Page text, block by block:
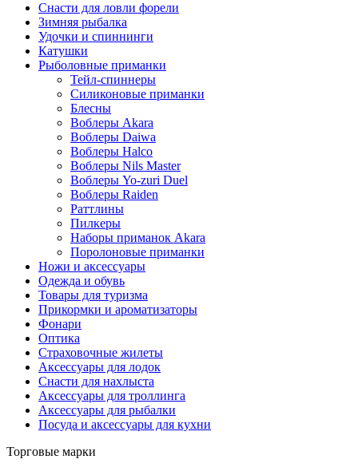
Снасти для ловли форели
Зимняя рыбалка
Удочки и спиннинги
Катушки
Рыболовные приманки
Тейл-спиннеры
Силиконовые приманки
Блесны
Воблеры Akara
Воблеры Daiwa
Воблеры Halco
Воблеры Nils Master
Воблеры Yo-zuri Duel
Воблеры Raiden
Раттлины
Пилкеры
Наборы приманок Akara
Поролоновые приманки
Ножи и аксессуары
Одежда и обувь
Товары для туризма
Прикормки и ароматизаторы
Фонари
Оптика
Страховочные жилеты
Аксессуары для лодок
Снасти для нахлыста
Аксессуары для троллинга
Аксессуары для рыбалки
Посуда и аксессуары для кухни
Торговые марки